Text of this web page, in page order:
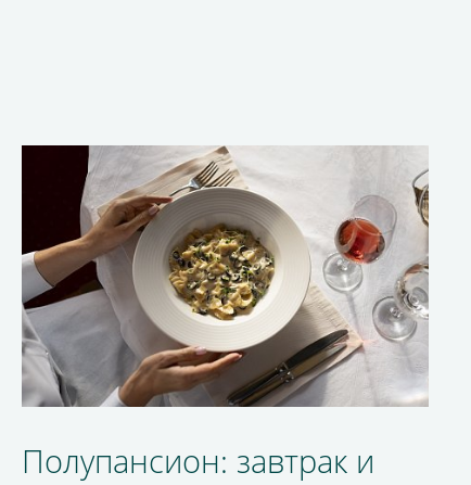
Полупансион: завтрак и